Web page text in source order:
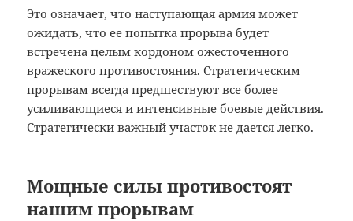
Это означает, что наступающая армия может
ожидать, что ее попытка прорыва будет
встречена целым кордоном ожесточенного
вражеского противостояния. Стратегическим
прорывам всегда предшествуют все более
усиливающиеся и интенсивные боевые действия.
Стратегически важный участок не дается легко.
Мощные силы противостоят
нашим прорывам